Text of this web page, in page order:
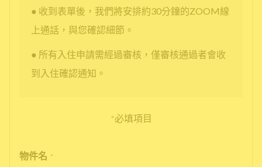
● 收到表單後，我們將安排約30分鐘的ZOOM線
上通話，與您確認細節。
● 所有入住申請需經過審核，僅審核通過者會收
到入住確認通知。
*必填項目
物件名 *